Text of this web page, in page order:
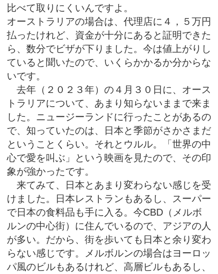
比べて取りにくいんですよ。
オーストラリアの場合は、代理店に４，５万円
払ったけれど、資金が十分にあると証明できた
ら、数分でビザが下りました。今は値上がりし
ていると聞いたので、いくらかかるか分からな
いです。
去年（２０２３年）の４月３０日に、オース
トラリアについて、あまり知らないままで来ま
した。ニュージーランドに行ったことがあるの
で、知っていたのは、日本と季節がさかさまだ
ということくらい。それとウルル。「世界の中
心で愛を叫ぶ」という映画を見たので、その印
象が強かったです。
来てみて、日本とあまり変わらない感じを受
けました。日本レストランもあるし、スーパー
で日本の食料品も手に入る。今CBD（メルボ
ルンの中心街）に住んでいるので、アジアの人
が多い。だから、街を歩いても日本と余り変わ
らない感じです。メルボルンの場合はヨーロッ
パ風のビルもあるけれど、高層ビルもあるし、